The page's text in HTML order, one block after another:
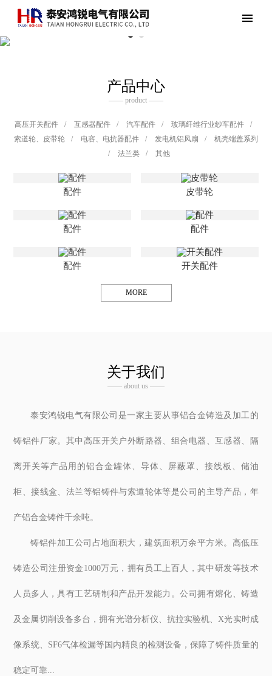
产品中心
—— product ——
高压开关配件 / 互感器配件 / 汽车配件 / 玻璃纤维行业纱车配件
/
索道轮、皮带轮
/ 电容、电抗器配件 / 发电机铝风扇 /
机壳端盖系列
/
法兰类 / 其他
配件 皮带轮
配件 配件
配件 开关配件
MORE
关于我们
—— about us ——
泰安鸿锐电气有限公司是一家主要从事铝合金铸造及加工的
铸铝件厂家。其中高压开关户外断路器、组合电器、互感器、隔
离开关等产品用的铝合金罐体、导体、屏蔽罩、接线板、储油
柜、接线盒、法兰等铝铸件与索道轮体等是公司的主导产品，年
产铝合金铸件千余吨。
铸铝件加工公司占地面积大，建筑面积万余平方米。高低压
铸造公司注册资金1000万元，拥有员工上百人，其中研发等技术
人员多人，具有工艺研制和产品开发能力。公司拥有熔化、铸造
及金属切削设备多台，拥有光谱分析仪、抗拉实验机、X光实时成
像系统、SF6气体检漏等国内精良的检测设备，保障了铸件质量的
稳定可靠...